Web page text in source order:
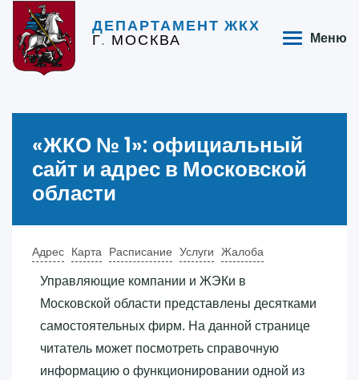
ДЕПАРТАМЕНТ ЖКХ
Г. МОСКВА Меню
«‎ЖКО № 1»‎: официальный
сайт и адрес в Московской
области
Адрес Карта Расписание Услуги Жалоба
Управляющие компании и ЖЭКи в
Московской области представлены десятками
самостоятельных фирм. На данной странице
читатель может посмотреть справочную
информацию о функционировании одной из